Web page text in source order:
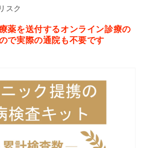
スク
薬を送付するオンライン診療の
で実際の通院も不要です